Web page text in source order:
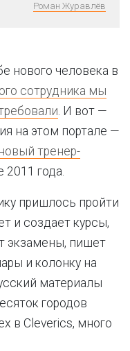
Роман Журавлёв
нового человека в
сотрудника мы
. И вот —
на этом портале —
новый тренер-
2011 года.
пришлось пройти
и создает курсы,
экзамены, пишет
и колонку на
материалы
городов
в Cleverics, много